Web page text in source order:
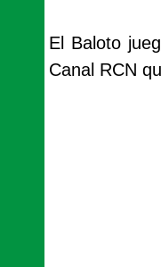
El Baloto
Canal RCN